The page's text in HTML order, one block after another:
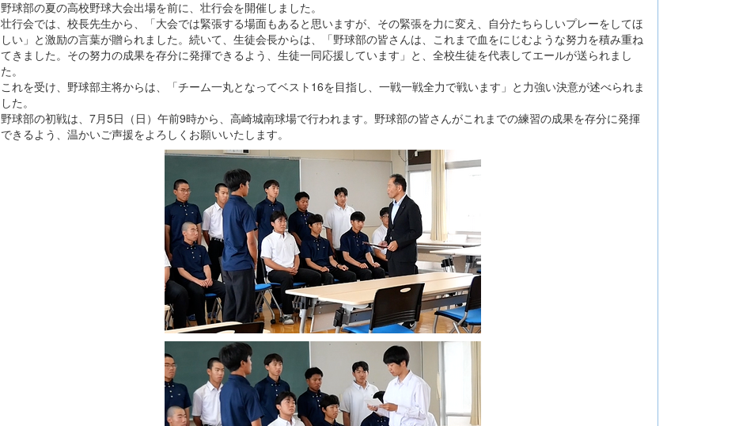
野球部の夏の高校野球大会出場を前に、壮行会を開催しました。
壮行会では、校長先生から、「大会では緊張する場面もあると思いますが、その緊張を力に変え、自分たちらしいプレーをしてほ
しい」と激励の言葉が贈られました。続いて、生徒会長からは、「野球部の皆さんは、これまで血をにじむような努力を積み重ね
てきました。その努力の成果を存分に発揮できるよう、生徒一同応援しています」と、全校生徒を代表してエールが送られまし
た。
これを受け、野球部主将からは、「チーム一丸となってベスト16を目指し、一戦一戦全力で戦います」と力強い決意が述べられま
した。
野球部の初戦は、7月5日（日）午前9時から、高崎城南球場で行われます。野球部の皆さんがこれまでの練習の成果を存分に発揮
できるよう、温かいご声援をよろしくお願いいたします。